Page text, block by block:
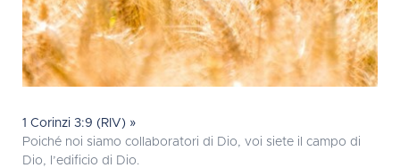
1 Corinzi 3:9 (RIV) »
Poiché noi siamo collaboratori di Dio, voi siete il campo di
Dio, l’edificio di Dio.